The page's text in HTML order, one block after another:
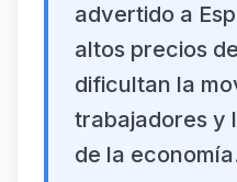
advertido a
altos precios
dificultan la
trabajadores y
de la